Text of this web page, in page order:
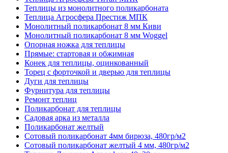
Теплицы из монолитного поликарбоната
Теплица Агросфера Престиж МПК
Монолитный поликарбонат 8 мм Киви
Монолитный поликарбонат 8 мм Woggel
Опорная ножка для теплицы
Прямые: стартовая и обжимная
Конек для теплицы, оцинкованный
Торец с форточкой и дверью для теплицы
Дуги для теплицы
Фурнитура для теплицы
Ремонт теплиц
Поликарбонат для теплицы
Садовая арка из металла
Поликарбонат желтый
Сотовый поликарбонат 4мм бирюза, 480гр/м2
Сотовый поликарбонат желтый 4 мм, 480гр/м2